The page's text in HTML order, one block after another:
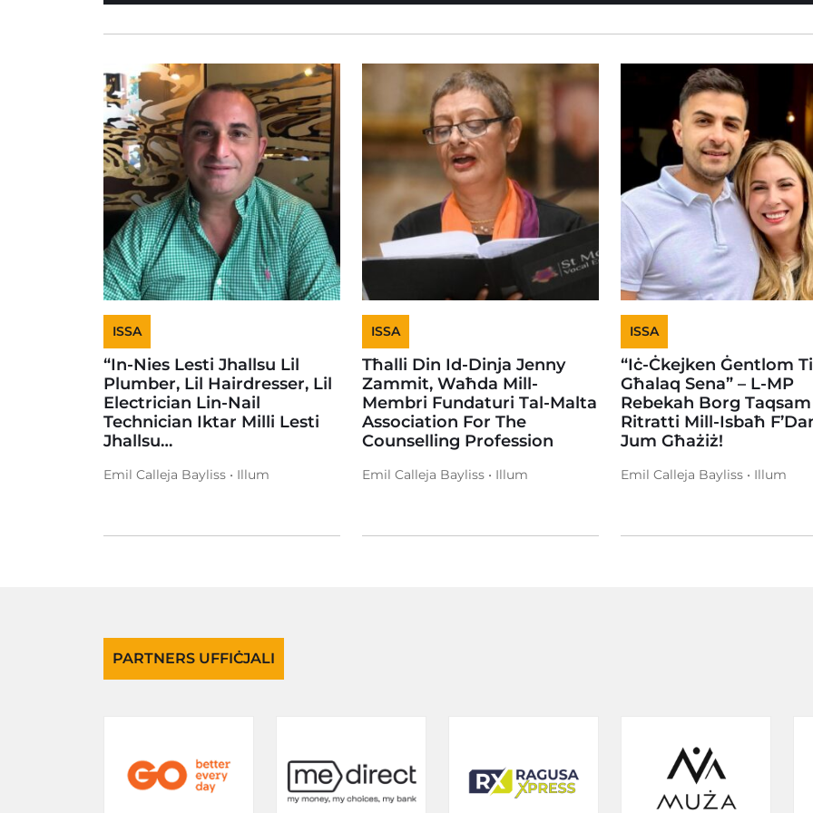
ISSA
“In-Nies Lesti Jhallsu Lil
Plumber, Lil Hairdresser, Lil
Electrician Lin-Nail
Technician Iktar Milli Lesti
Jhallsu…
Emil Calleja Bayliss • Illum
ISSA
Tħalli Din Id-Dinja Jenny
Zammit, Waħda Mill-
Membri Fundaturi Tal-Malta
Association For The
Counselling Profession
Emil Calleja Bayliss • Illum
ISSA
“Iċ-Ċkejken Ġentlom
Għalaq Sena” – L-MP
Rebekah Borg Taqsam
Ritratti Mill-Isbaħ
Jum Għażiż!
Emil Calleja Bayliss • Illum
PARTNERS UFFIĊJALI